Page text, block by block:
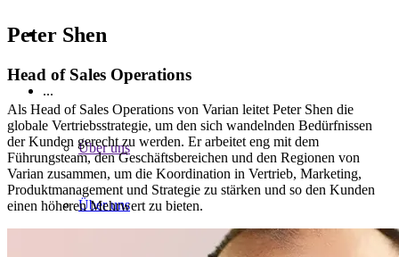
...
Über uns
Über uns
Peter Shen
Head of Sales Operations
Als Head of Sales Operations von Varian leitet Peter Shen die
globale Vertriebsstrategie, um den sich wandelnden Bedürfnissen
der Kunden gerecht zu werden. Er arbeitet eng mit dem
Führungsteam, den Geschäftsbereichen und den Regionen von
Varian zusammen, um die Koordination in Vertrieb, Marketing,
Produktmanagement und Strategie zu stärken und so den Kunden
einen höheren Mehrwert zu bieten.